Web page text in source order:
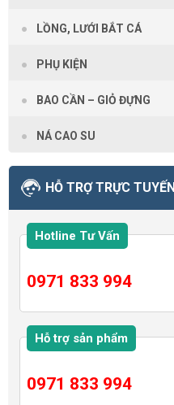
LỒNG, LƯỚI BẮT CÁ
PHỤ KIỆN
BAO CẦN – GIỎ ĐỰNG
NÁ CAO SU
HỖ TRỢ TRỰC TUYẾN
Hotline Tư Vấn
0971 833 994
Hỗ trợ sản phẩm
0971 833 994